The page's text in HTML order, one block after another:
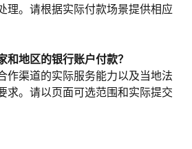
理。请根据实际付款场景提供相应
和地区的银行账户付款？
作渠道的实际服务能力以及当地法
求。请以页面可选范围和实际提交